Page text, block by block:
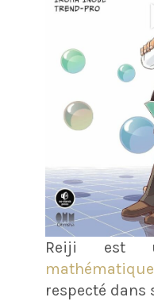
Reiji est
respecté dans